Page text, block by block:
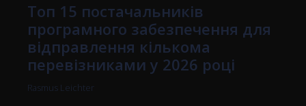
Топ 15 постачальників
програмного забезпечення для
відправлення кількома
перевізниками у 2026 році
Rasmus Leichter